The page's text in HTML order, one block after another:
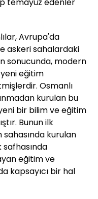
Avrupa'da
askeri sahalardaki
sonucunda, modern
eğitim
Osmanlı
kurulan bu
bir bilim ve eğitim
Bunun ilk
kurulan
eğitim ve
kapsayıcı bir hal